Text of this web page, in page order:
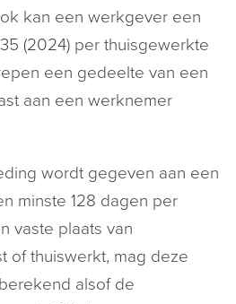
kan een werkgever een
(2024) per thuisgewerkte
een gedeelte van een
aan een werknemer
wordt gegeven aan een
minste 128 dagen per
vaste plaats van
of thuiswerkt, mag deze
alsof de